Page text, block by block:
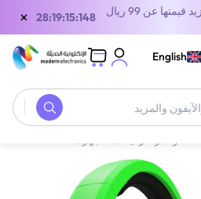
توصيل مجاني للطلبات التي تزيد قيمتها عن 99 ريال
27:19:15:148
×
English